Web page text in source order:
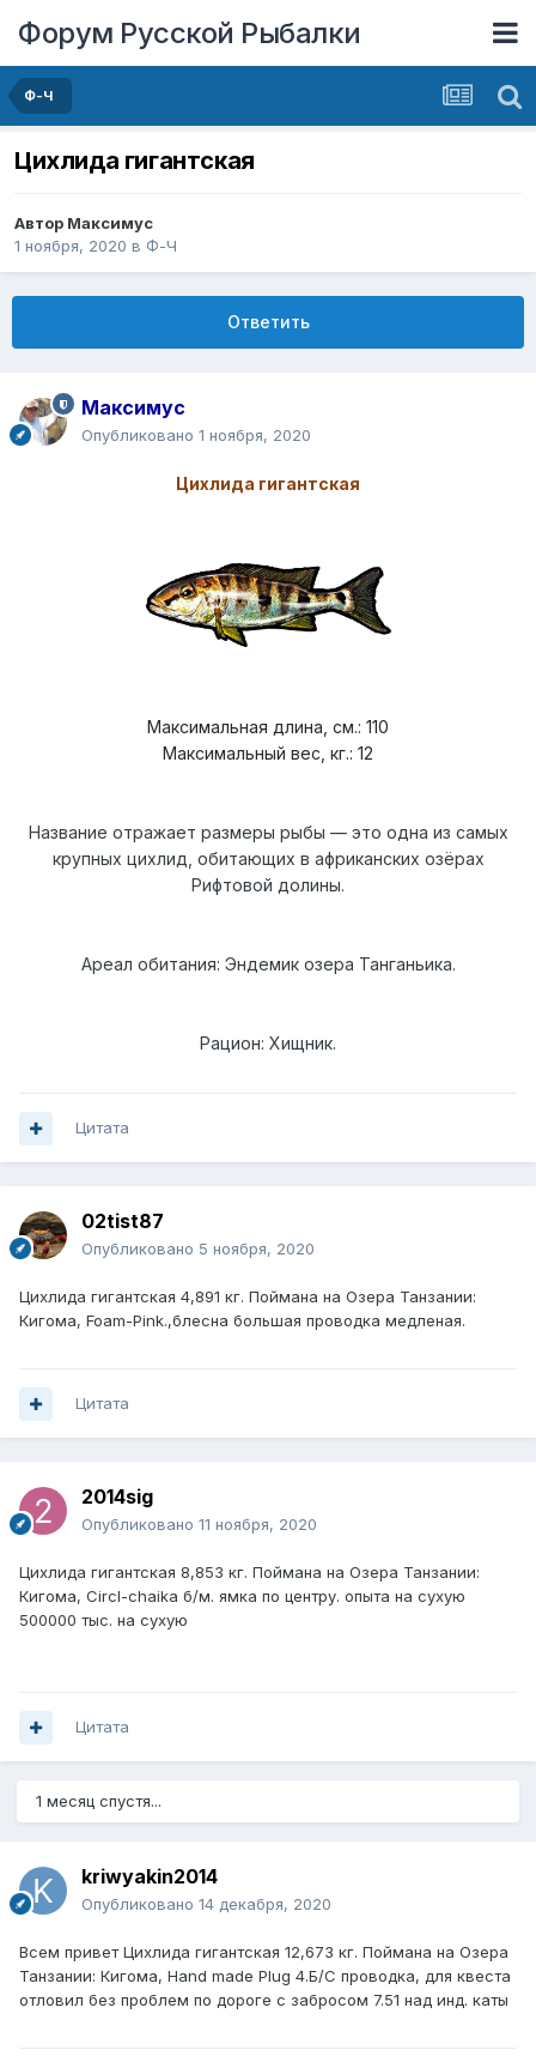
Форум Русской Рыбалки
Ф-Ч
Цихлида гигантская
Автор Максимус
1 ноября, 2020 в Ф-Ч
Ответить
Максимус
Опубликовано 1 ноября, 2020
Цихлида гигантская
Максимальная длина, см.: 110
Максимальный вес, кг.: 12
Название отражает размеры рыбы — это одна из самых
крупных цихлид, обитающих в африканских озёрах
Рифтовой долины.
Ареал обитания: Эндемик озера Танганьика.
Рацион: Хищник.
Цитата
02tist87
Опубликовано 5 ноября, 2020
Цихлида гигантская 4,891 кг. Поймана на Озера Танзании:
Кигома, Foam-Pink.,блесна большая проводка медленая.
Цитата
2014sig
Опубликовано 11 ноября, 2020
Цихлида гигантская 8,853 кг. Поймана на Озера Танзании:
Кигома, Circl-chaika б/м. ямка по центру. опыта на сухую
500000 тыс. на сухую
Цитата
1 месяц спустя...
kriwyakin2014
Опубликовано 14 декабря, 2020
Всем привет Цихлида гигантская 12,673 кг. Поймана на Озера
Танзании: Кигома, Hand made Plug 4.Б/С проводка, для квеста
отловил без проблем по дороге с забросом 7.51 над инд. каты